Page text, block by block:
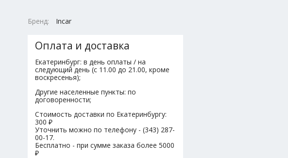
Бренд: Incar
Оплата и доставка
Екатеринбург: в день оплаты / на
следующий день (с 11.00 до 21.00, кроме
воскресенья);
Другие населенные пункты: по
договоренности;
Стоимость доставки по Екатеринбургу:
300 ₽
Уточнить можно по телефону - (343) 287-
00-17.
Бесплатно - при сумме заказа более 5000
₽